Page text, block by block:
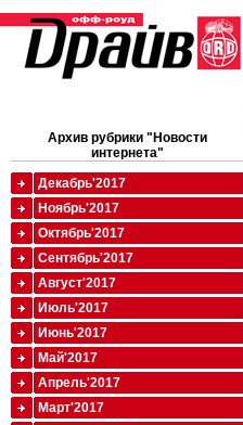
Архив рубрики "Новости
интернета"
Декабрь'2017
Ноябрь'2017
Октябрь'2017
Сентябрь'2017
Август'2017
Июль'2017
Июнь'2017
Май'2017
Апрель'2017
Март'2017